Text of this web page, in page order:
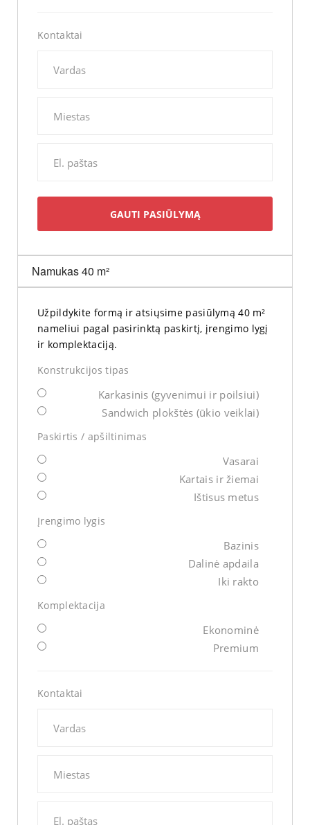
Kontaktai
Namukas 40 m²
Užpildykite formą ir atsiųsime pasiūlymą 40 m²
nameliui pagal pasirinktą paskirtį, įrengimo lygį
ir komplektaciją.
Konstrukcijos tipas
Karkasinis (gyvenimui ir poilsiui)
Sandwich plokštės (ūkio veiklai)
Paskirtis / apšiltinimas
Vasarai
Kartais ir žiemai
Ištisus metus
Įrengimo lygis
Bazinis
Dalinė apdaila
Iki rakto
Komplektacija
Ekonominė
Premium
Kontaktai